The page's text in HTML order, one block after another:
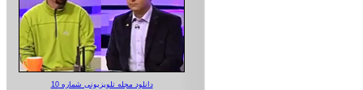
دانلود مجله تلویزیونی شماره 10